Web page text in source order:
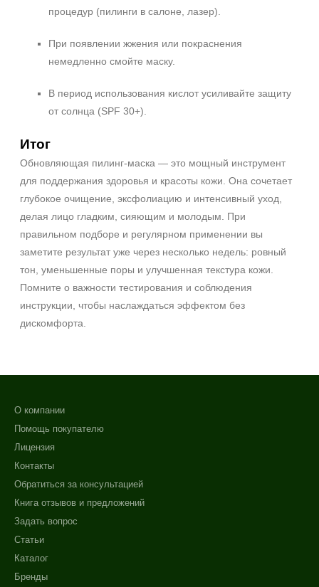
процедур (пилинги в салоне, лазер).
При появлении жжения или покраснения
немедленно смойте маску.
В период использования кислот усиливайте защиту
от солнца (SPF 30+).
Итог
Обновляющая пилинг‑маска — это мощный инструмент
для поддержания здоровья и красоты кожи. Она сочетает
глубокое очищение, эксфолиацию и интенсивный уход,
делая лицо гладким, сияющим и молодым. При
правильном подборе и регулярном применении вы
заметите результат уже через несколько недель: ровный
тон, уменьшенные поры и улучшенная текстура кожи.
Помните о важности тестирования и соблюдения
инструкции, чтобы наслаждаться эффектом без
дискомфорта.
О компании
Помощь покупателю
Лицензия
Контакты
Обратиться за консультацией
Книга отзывов и предложений
Задать вопрос
Статьи
Каталог
Бренды